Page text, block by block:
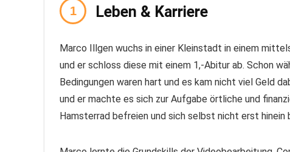
Leben & Karriere
Marco Illgen wuchs in einer Kleinstadt in einem
und er schloss diese mit einem 1,-Abitur ab. Schon
Bedingungen waren hart und es kam nicht viel Geld
und er machte es sich zur Aufgabe örtliche und
Hamsterrad befreien und sich selbst nicht erst hinein